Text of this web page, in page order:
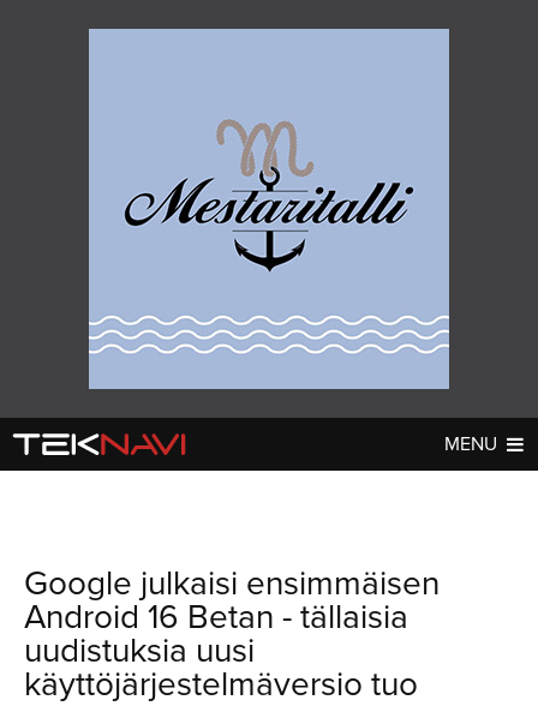
MENU
AJETUT
KOMMENTTI
HUHUT
TESTIT
VIDEOT
Google julkaisi ensimmäisen
Android 16 Betan - tällaisia
uudistuksia uusi
käyttöjärjestelmäversio tuo